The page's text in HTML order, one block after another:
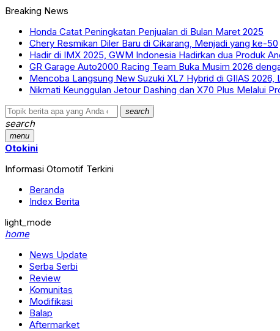
Breaking News
Honda Catat Peningkatan Penjualan di Bulan Maret 2025
Chery Resmikan Diler Baru di Cikarang, Menjadi yang ke-50
Hadir di IMX 2025, GWM Indonesia Hadirkan dua Produk
GR Garage Auto2000 Racing Team Buka Musim 2026
Mencoba Langsung New Suzuki XL7 Hybrid di GIIAS 2026,
Nikmati Keunggulan Jetour Dashing dan X70 Plus Melalui
search
search
menu
Otokini
Informasi Otomotif Terkini
Beranda
Index Berita
light_mode
home
News Update
Serba Serbi
Review
Komunitas
Modifikasi
Balap
Aftermarket